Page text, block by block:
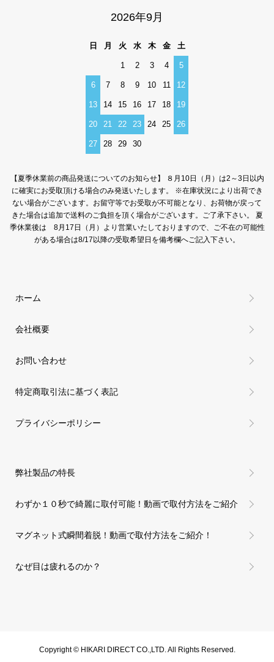
2026年9月
日 月 火 水 木 金 土
1 2 3 4 5
6 7 8 9 10 11 12
13 14 15 16 17 18 19
20 21 22 23 24 25 26
27 28 29 30
【夏季休業前の商品発送についてのお知らせ】 ８月10日（月）は2～3日以内
に確実にお受取頂ける場合のみ発送いたします。 ※在庫状況により出荷でき
ない場合がございます。お留守等でお受取が不可能となり、お荷物が戻って
きた場合は追加で送料のご負担を頂く場合がございます。ご了承下さい。 夏
季休業後は 8月17日（月）より営業いたしておりますので、ご不在の可能性
がある場合は8/17以降の受取希望日を備考欄へご記入下さい。
ホーム
会社概要
お問い合わせ
特定商取引法に基づく表記
プライバシーポリシー
弊社製品の特長
わずか１０秒で綺麗に取付可能！動画で取付方法をご紹介
マグネット式瞬間着脱！動画で取付方法をご紹介！
なぜ目は疲れるのか？
Copyright © HIKARI DIRECT CO.,LTD. All Rights Reserved.